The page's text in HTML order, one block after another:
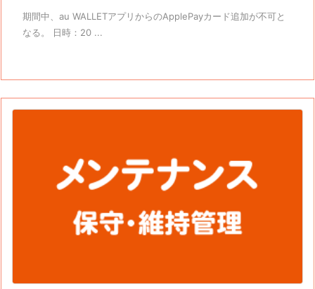
期間中、au WALLETアプリからのApplePayカード追加が不可と
なる。 日時：20 ...